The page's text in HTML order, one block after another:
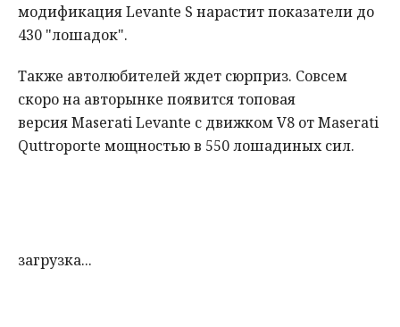
модификация Levante S нарастит показатели до
430 "лошадок".
Также автолюбителей ждет сюрприз. Совсем
скоро на авторынке появится топовая
версия Maserati Levante с движком V8 от Maserati
Quttroporte мощностью в 550 лошадиных сил.
загрузка...